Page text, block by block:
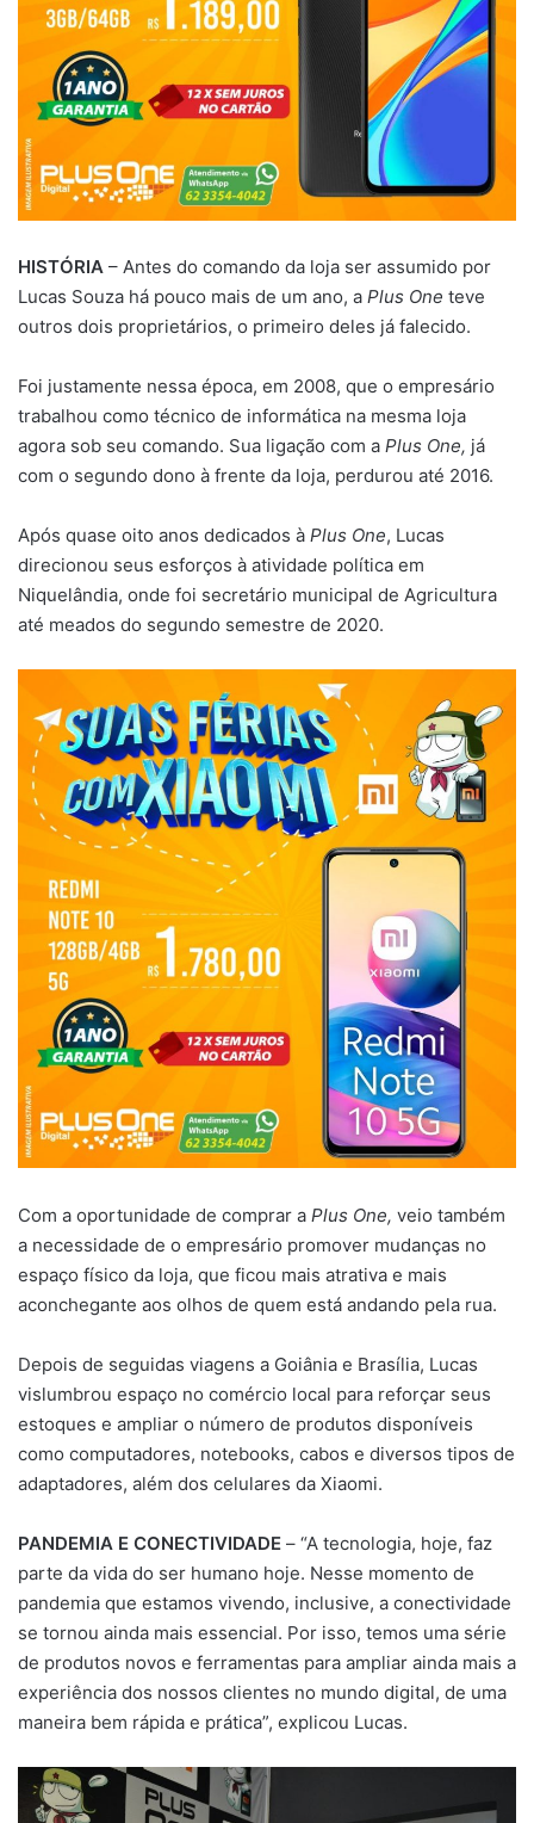
HISTÓRIA – Antes do comando da loja ser assumido por
Lucas Souza há pouco mais de um ano, a Plus One teve
outros dois proprietários, o primeiro deles já falecido.
Foi justamente nessa época, em 2008, que o empresário
trabalhou como técnico de informática na mesma loja
agora sob seu comando. Sua ligação com a Plus One, já
com o segundo dono à frente da loja, perdurou até 2016.
Após quase oito anos dedicados à Plus One, Lucas
direcionou seus esforços à atividade política em
Niquelândia, onde foi secretário municipal de Agricultura
até meados do segundo semestre de 2020.
Com a oportunidade de comprar a Plus One, veio também
a necessidade de o empresário promover mudanças no
espaço físico da loja, que ficou mais atrativa e mais
aconchegante aos olhos de quem está andando pela rua.
Depois de seguidas viagens a Goiânia e Brasília, Lucas
vislumbrou espaço no comércio local para reforçar seus
estoques e ampliar o número de produtos disponíveis
como computadores, notebooks, cabos e diversos tipos de
adaptadores, além dos celulares da Xiaomi.
PANDEMIA E CONECTIVIDADE – “A tecnologia, hoje, faz
parte da vida do ser humano hoje. Nesse momento de
pandemia que estamos vivendo, inclusive, a conectividade
se tornou ainda mais essencial. Por isso, temos uma série
de produtos novos e ferramentas para ampliar ainda mais a
experiência dos nossos clientes no mundo digital, de uma
maneira bem rápida e prática”, explicou Lucas.